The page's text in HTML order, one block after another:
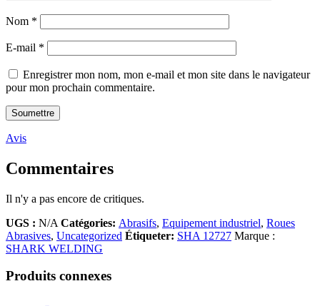
Nom *
E-mail *
Enregistrer mon nom, mon e-mail et mon site dans le navigateur
pour mon prochain commentaire.
Avis
Commentaires
Il n'y a pas encore de critiques.
UGS : N/A Catégories: Abrasifs, Equipement industriel, Roues
Abrasives, Uncategorized Étiqueter: SHA 12727 Marque :
SHARK WELDING
Produits connexes